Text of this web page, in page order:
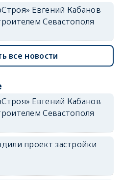
Евгений Кабанов
Севастополя
все новости
Евгений Кабанов
Севастополя
проект застройки